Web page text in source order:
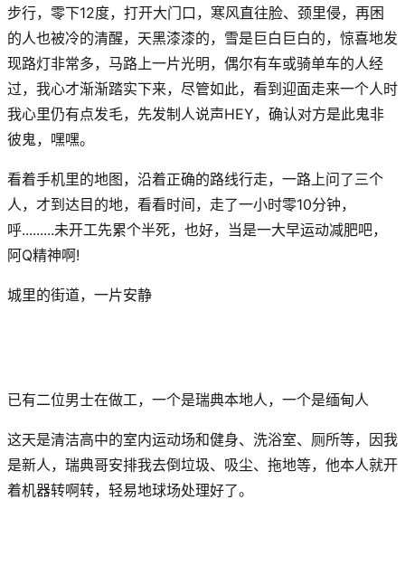
步行，零下12度，打开大门口，寒风直往脸、颈里侵，再困
的人也被冷的清醒，天黑漆漆的，雪是巨白巨白的，惊喜地发
现路灯非常多，马路上一片光明，偶尔有车或骑单车的人经
过，我心才渐渐踏实下来，尽管如此，看到迎面走来一个人时
我心里仍有点发毛，先发制人说声HEY，确认对方是此鬼非
彼鬼，嘿嘿。
看着手机里的地图，沿着正确的路线行走，一路上问了三个
人，才到达目的地，看看时间，走了一小时零10分钟，
呼.........未开工先累个半死，也好，当是一大早运动减肥吧，
阿Q精神啊!
城里的街道，一片安静
已有二位男士在做工，一个是瑞典本地人，一个是缅甸人
这天是清洁高中的室内运动场和健身、洗浴室、厕所等，因我
是新人，瑞典哥安排我去倒垃圾、吸尘、拖地等，他本人就开
着机器转啊转，轻易地球场处理好了。